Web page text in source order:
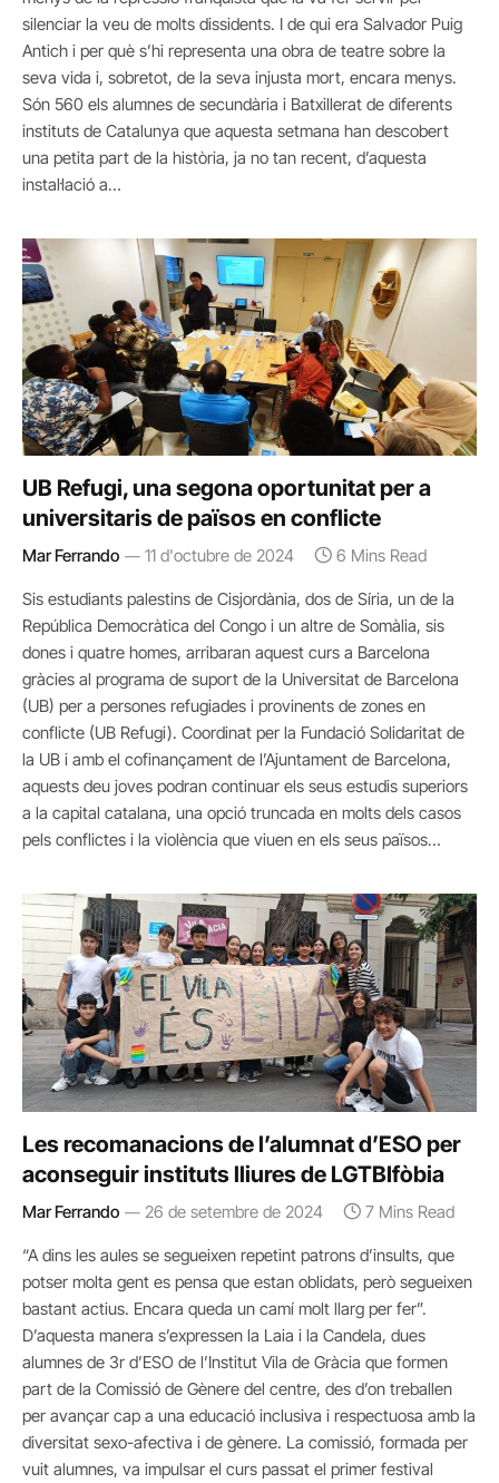
silenciar la veu de molts dissidents. I de qui era Salvador Puig
Antich i per què s’hi representa una obra de teatre sobre la
seva vida i, sobretot, de la seva injusta mort, encara menys.
Són 560 els alumnes de secundària i Batxillerat de diferents
instituts de Catalunya que aquesta setmana han descobert
una petita part de la història, ja no tan recent, d’aquesta
instal·lació a…
UB Refugi, una segona oportunitat per a
universitaris de països en conflicte
Mar Ferrando 11 d'octubre de 2024 6 Mins Read
Sis estudiants palestins de Cisjordània, dos de Síria, un de la
República Democràtica del Congo i un altre de Somàlia, sis
dones i quatre homes, arribaran aquest curs a Barcelona
gràcies al programa de suport de la Universitat de Barcelona
(UB) per a persones refugiades i provinents de zones en
conflicte (UB Refugi). Coordinat per la Fundació Solidaritat de
la UB i amb el cofinançament de l’Ajuntament de Barcelona,
aquests deu joves podran continuar els seus estudis superiors
a la capital catalana, una opció truncada en molts dels casos
pels conflictes i la violència que viuen en els seus països…
Les recomanacions de l’alumnat d’ESO per
aconseguir instituts lliures de LGTBIfòbia
Mar Ferrando 26 de setembre de 2024 7 Mins Read
“A dins les aules se segueixen repetint patrons d’insults, que
potser molta gent es pensa que estan oblidats, però segueixen
bastant actius. Encara queda un camí molt llarg per fer”.
D’aquesta manera s’expressen la Laia i la Candela, dues
alumnes de 3r d’ESO de l’Institut Vila de Gràcia que formen
part de la Comissió de Gènere del centre, des d’on treballen
per avançar cap a una educació inclusiva i respectuosa amb la
diversitat sexo-afectiva i de gènere. La comissió, formada per
vuit alumnes, va impulsar el curs passat el primer festival